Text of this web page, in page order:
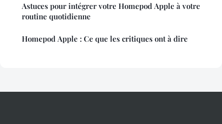
Astuces pour intégrer votre Homepod Apple à votre
routine quotidienne
Homepod Apple : Ce que les critiques ont à dire